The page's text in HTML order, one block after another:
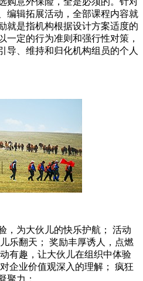
编辑拓展活动，全部课程内容就
就是指机构根据设计方案适度的
一定的行为准则和强行性对策，
导、维持和归化机构组员的个人
，为大伙儿的快乐护航； 活动
乐翻天； 奖励丰厚诱人，点燃
有趣，让大伙儿在组织中体验
企业价值观深入的理解； 疯狂
聚力；